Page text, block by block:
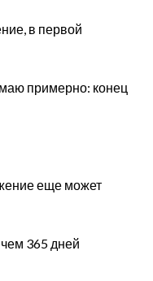
в первой
примерно: конец
еще может
365 дней